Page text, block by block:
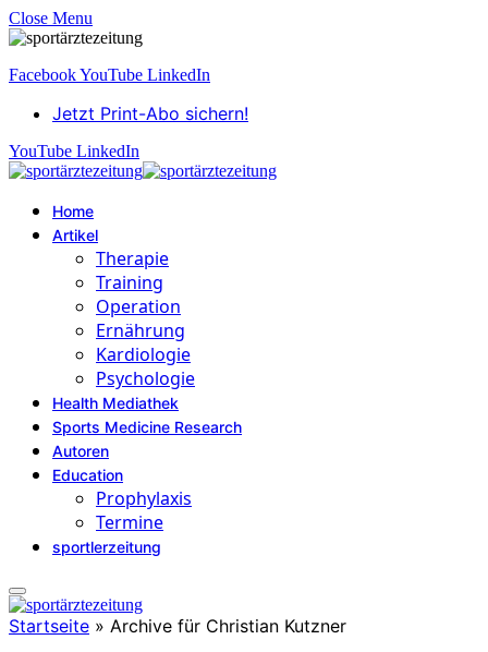
Close Menu
FacebookYouTube LinkedIn
Jetzt Print-Abo sichern!
YouTube LinkedIn
Home
Artikel
Therapie
Training
Operation
Ernährung
Kardiologie
Psychologie
Health Mediathek
Sports Medicine Research
Autoren
Education
Prophylaxis
Termine
sportlerzeitung
Startseite » Archive für Christian Kutzner